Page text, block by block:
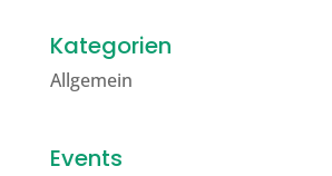
Kategorien
Allgemein
Events